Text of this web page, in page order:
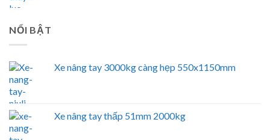
NỔI BẬT
Xe nâng tay 3000kg càng hẹp 550x1150mm
Xe nâng tay thấp 51mm 2000kg